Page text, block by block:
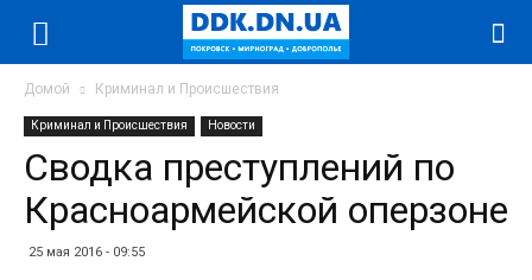
Домой Криминал и Происшествия
Криминал и Происшествия Новости
Сводка преступлений по
Красноармейской оперзоне
25 мая 2016 - 09:55